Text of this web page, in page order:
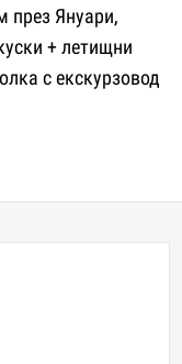
през Януари,
+ летищни
с екскурзовод